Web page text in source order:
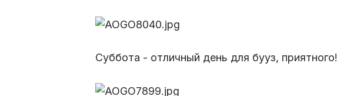
Суббота - отличный день для бууз, приятного!